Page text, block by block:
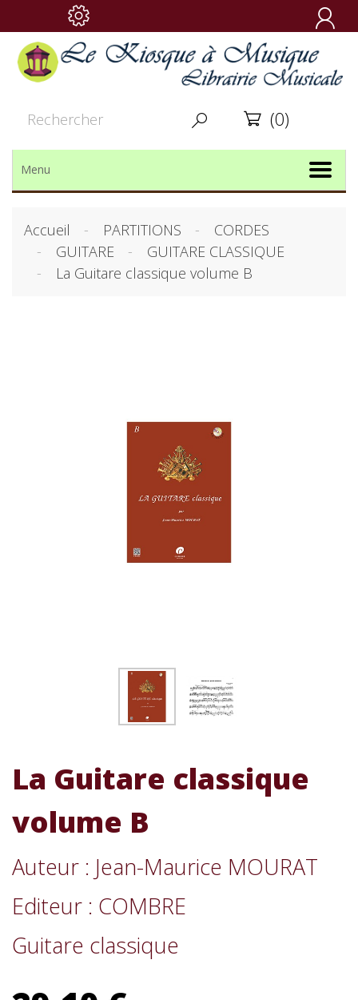

  (0)
Menu
Accueil PARTITIONS
CORDES
GUITARE
GUITARE CLASSIQUE
La Guitare classique volume B
La Guitare classique
volume B
Auteur : Jean-Maurice MOURAT
Editeur : COMBRE
Guitare classique